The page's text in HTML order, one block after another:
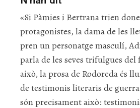
«Si Pàmies i Bertrana trien
protagonistes, la dama de les
pren un personatge masculí,
parla de les seves trifulgues
això, la prosa de Rodoreda és
de testimonis literaris de
són precisament això: